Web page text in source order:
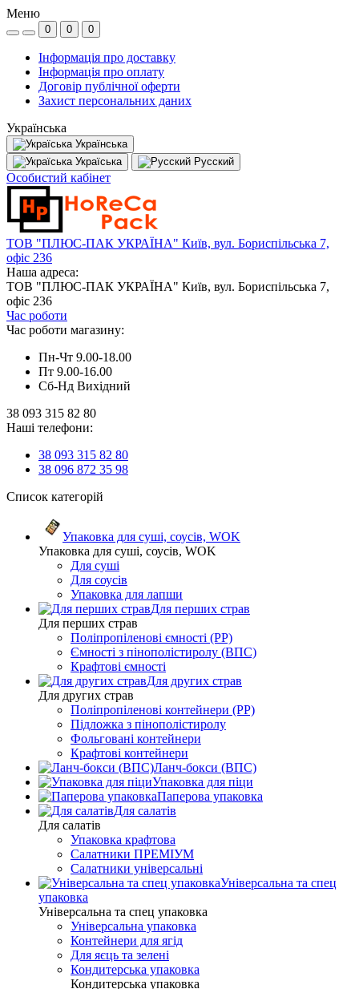
Меню
0 0 0
Інформація про доставку
Інформація про оплату
Договір публічної оферти
Захист персональних даних
Українська
Українська
Україська
Русский
Особистий кабінет
ТОВ "ПЛЮС-ПАК УКРАЇНА" Київ, вул. Бориспільська 7,
офіс 236
Наша адреса:
ТОВ "ПЛЮС-ПАК УКРАЇНА" Київ, вул. Бориспільська 7,
офіс 236
Час роботи
Час роботи магазину:
Пн-Чт 9.00-18.00
Пт 9.00-16.00
Сб-Нд Вихідний
38 093 315 82 80
Наші телефони:
38 093 315 82 80
38 096 872 35 98
Список категорій
Упаковка для суші, соусів, WOK
Упаковка для суші, соусів, WOK
Для суші
Для соусів
Упаковка для лапши
Для перших страв
Для перших страв
Поліпропіленові ємності (PP)
Ємності з пінополістиролу (ВПС)
Крафтові ємності
Для других страв
Для других страв
Поліпропіленові контейнери (PP)
Підложка з пінополістиролу
Фольговані контейнери
Крафтові контейнери
Ланч-бокси (ВПС)
Упаковка для піци
Паперова упаковка
Для салатів
Для салатів
Упаковка крафтова
Салатники ПРЕМІУМ
Салатники універсальні
Універсальна та спец
упаковка
Універсальна та спец упаковка
Універсальна упаковка
Контейнери для ягід
Для яєць та зелені
Кондитерська упаковка
Кондитерська упаковка